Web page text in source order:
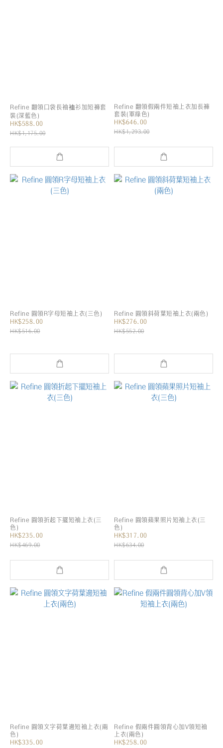
Refine 翻領口袋長袖裇衫加短褲套
裝(深藍色)
HK$588.00
HK$1,175.00
Refine 翻領假兩件短袖上衣加長褲
套裝(軍綠色)
HK$646.00
HK$1,293.00
Refine 圓領R字母短袖上衣(三色)
HK$258.00
HK$516.00
Refine 圓領斜荷葉短袖上衣(兩色)
HK$276.00
HK$552.00
Refine 圓領折起下擺短袖上衣(三
色)
HK$235.00
HK$469.00
Refine 圓領蘋果照片短袖上衣(三
色)
HK$317.00
HK$634.00
Refine 圓領文字荷葉邊短袖上衣(兩
色)
HK$335.00
Refine 假兩件圓領背心加V領短袖
上衣(兩色)
HK$258.00